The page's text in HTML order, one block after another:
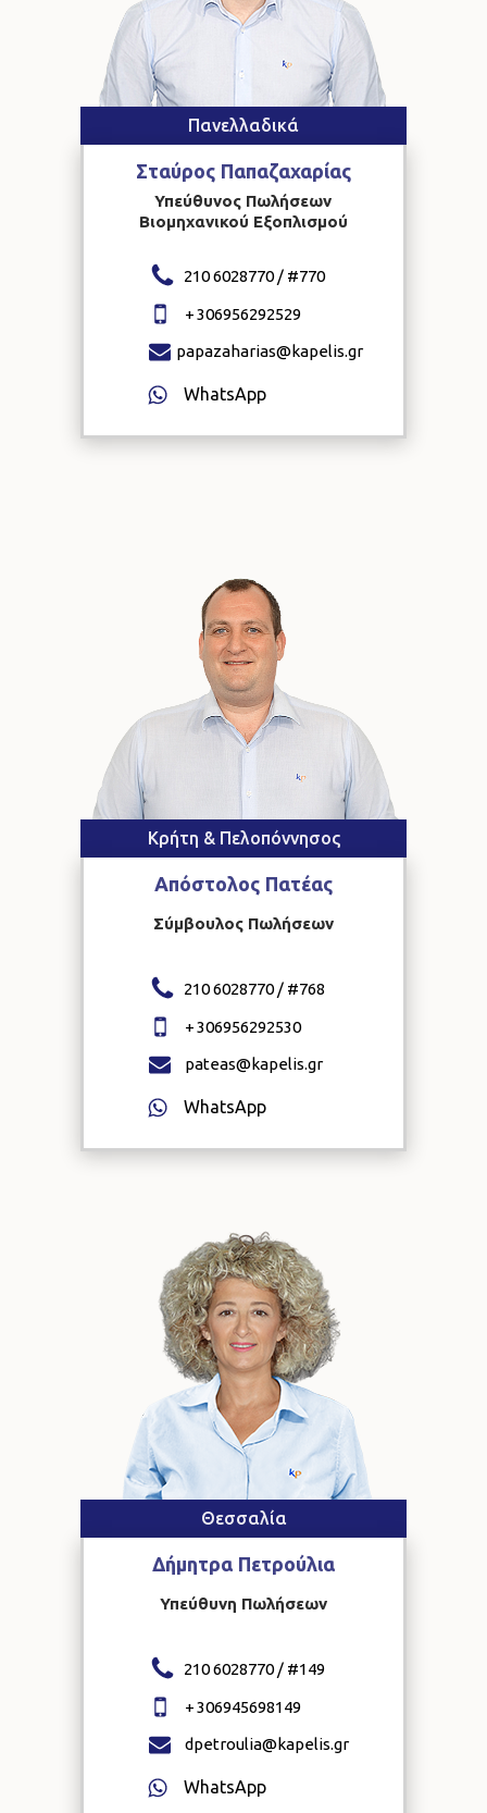
Πανελλαδικά
Σταύρος Παπαζαχαρίας
Υπεύθυνος Πωλήσεων
Βιομηχανικού Εξοπλισμού
210 6028770 / #770
+306956292529
papazaharias@kapelis.gr
WhatsApp
Κρήτη & Πελοπόννησος
Απόστολος Πατέας
Σύμβουλος Πωλήσεων
210 6028770 / #768
+306956292530
pateas@kapelis.gr
WhatsApp
Θεσσαλία
Δήμητρα Πετρούλια
Υπεύθυνη Πωλήσεων
210 6028770 / #149
+306945698149
dpetroulia@kapelis.gr
WhatsApp